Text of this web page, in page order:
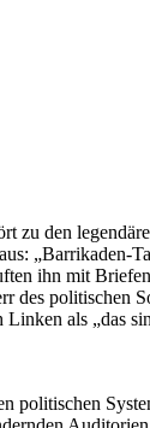
zu den
„Barrikaden-
ihn mit
politischen
als „das
politischen